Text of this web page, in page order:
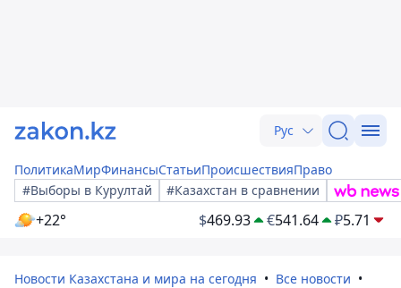
Рус
ПолитикаМирФинансыСтатьиПроисшествияПраво
#Выборы в Курултай
#Казахстан в сравнении
+22° $469.93 €541.64 ₽5.71
Новости Казахстана и мира на сегодня
Все новости